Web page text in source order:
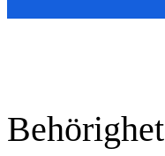
Behörighet